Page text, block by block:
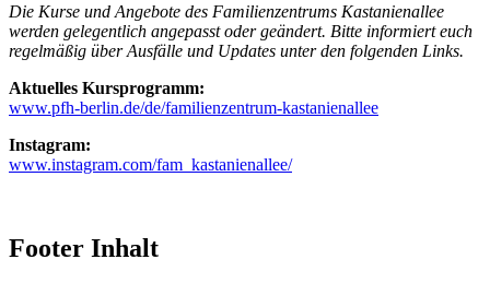
Die Kurse und Angebote des Familienzentrums Kastanienallee
werden gelegentlich angepasst oder geändert. Bitte informiert euch
regelmäßig über Ausfälle und Updates unter den folgenden Links.
Aktuelles Kursprogramm:
www.pfh-berlin.de/de/familienzentrum-kastanienallee
Instagram:
www.instagram.com/fam_kastanienallee/
Footer Inhalt